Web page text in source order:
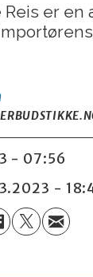
Reis er en
- 07:56
-